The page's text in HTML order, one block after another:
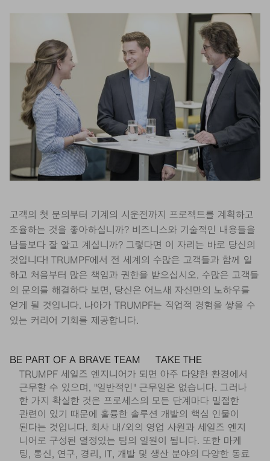
고객의 첫 문의부터 기계의 시운전까지 프로젝트를 계획하고
조율하는 것을 좋아하십니까? 비즈니스와 기술적인 내용들을
남들보다 잘 알고 계십니까? 그렇다면 이 자리는 바로 당신의
것입니다! TRUMPF에서 전 세계의 수많은 고객들과 함께 일
하고 처음부터 많은 책임과 권한을 받으십시오. 수많은 고객들
의 문의를 해결하다 보면, 당신은 어느새 자신만의 노하우를
얻게 될 것입니다. 나아가 TRUMPF는 직업적 경험을 쌓을 수
있는 커리어 기회를 제공합니다.
BE PART OF A BRAVE TEAM
TRUMPF 세일즈 엔지니어가 되면 아주 다양한 환경에서
근무할 수 있으며, "일반적인" 근무일은 없습니다. 그러나
한 가지 확실한 것은 프로세스의 모든 단계마다 밀접한
관련이 있기 때문에 훌륭한 솔루션 개발의 핵심 인물이
된다는 것입니다. 회사 내/외의 영업 사원과 세일즈 엔지
니어로 구성된 열정있는 팀의 일원이 됩니다. 또한 마케
팅, 통신, 연구, 경리, IT, 개발 및 생산 분야의 다양한 동료
TAKE THE